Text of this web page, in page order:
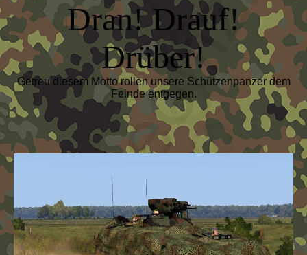
Dran! Drauf!
Drüber!
Getreu diesem Motto rollen unsere Schützenpanzer dem
Feinde entgegen.